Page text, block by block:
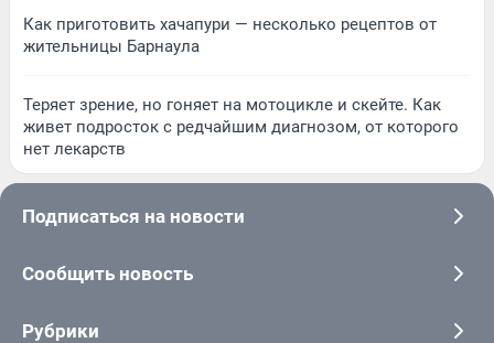
Как приготовить хачапури — несколько рецептов от
жительницы Барнаула
Теряет зрение, но гоняет на мотоцикле и скейте. Как
живет подросток с редчайшим диагнозом, от которого
нет лекарств
Подписаться на новости
Сообщить новость
Рубрики